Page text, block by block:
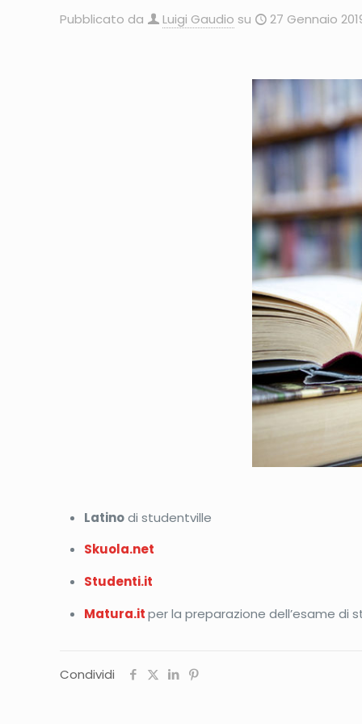
Pubblicato da Luigi Gaudio su 27 Gennaio
Latinodi studentville
Skuola.net
Studenti.it
Matura.itper la preparazione dell’esame di
Condividi